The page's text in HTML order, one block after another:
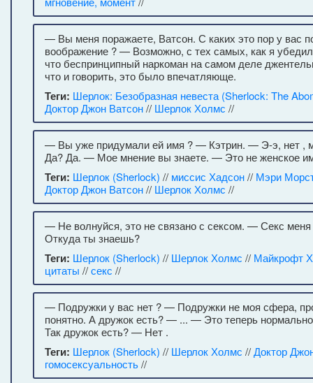
— Вы меня поражаете, Ватсон. С каких это пор у вас
воображение ? — Возможно, с тех самых, как я
что беспринципный наркоман на самом деле
что и говорить, это было впечатляюще.
Теги: Шерлок: Безобразная невеста (Sherlock: The
Доктор Джон Ватсон// Шерлок Холмс //
— Вы уже придумали ей имя ? — Кэтрин. — Э-э, нет ,
Да? Да. — Мое мнение вы знаете. — Это не женское
Теги: Шерлок (Sherlock) // миссис Хадсон// Мэри
Доктор Джон Ватсон// Шерлок Холмс //
— Не волнуйся, это не связано с сексом. — Секс
Откуда ты знаешь?
Теги: Шерлок (Sherlock) // Шерлок Холмс // Майкрофт
цитаты //секс //
— Подружки у вас нет ? — Подружки не моя сфера,
понятно. А дружок есть? — ... — Это теперь
Так дружок есть? — Нет .
Теги: Шерлок (Sherlock) // Шерлок Холмс //Доктор
гомосексуальность//